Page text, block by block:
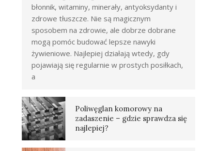
błonnik, witaminy, minerały, antyoksydanty i
zdrowe tłuszcze. Nie są magicznym
sposobem na zdrowie, ale dobrze dobrane
mogą pomóc budować lepsze nawyki
żywieniowe. Najlepiej działają wtedy, gdy
pojawiają się regularnie w prostych posiłkach,
a
Poliwęglan komorowy na
zadaszenie – gdzie sprawdza się
najlepiej?